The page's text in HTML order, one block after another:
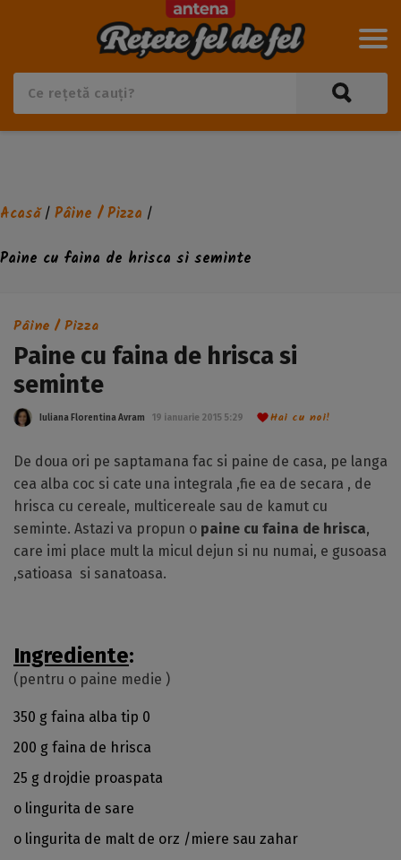
Acasă/ Pâine / Pizza /
Paine cu faina de hrisca si seminte
Pâine / Pizza
Paine cu faina de hrisca si
seminte
Iuliana Florentina Avram 19 ianuarie 2015 5:29 Hai cu noi!
De doua ori pe saptamana fac si paine de casa, pe langa
cea alba coc si cate una integrala ,fie ea de secara , de
hrisca cu cereale, multicereale sau de kamut cu
seminte. Astazi va propun o paine cu faina de hrisca,
care imi place mult la micul dejun si nu numai, e gusoasa
,satioasa si sanatoasa.
Ingrediente:
(pentru o paine medie )
350 g faina alba tip 0
200 g faina de hrisca
25 g drojdie proaspata
o lingurita de sare
o lingurita de malt de orz /miere sau zahar